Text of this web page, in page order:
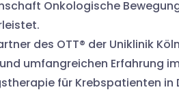
Onkologische
des OTT® der Uniklinik
umfangreichen Erfahrung
für Krebspatienten in